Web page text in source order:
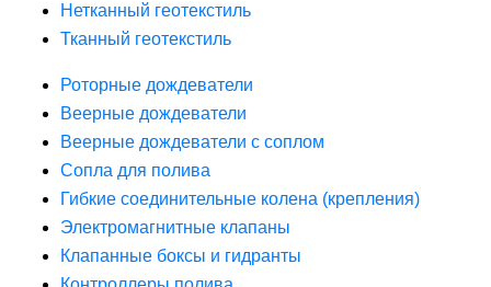
Нетканный геотекстиль
Тканный геотекстиль
Роторные дождеватели
Веерные дождеватели
Веерные дождеватели с соплом
Сопла для полива
Гибкие соединительные колена (крепления)
Электромагнитные клапаны
Клапанные боксы и гидранты